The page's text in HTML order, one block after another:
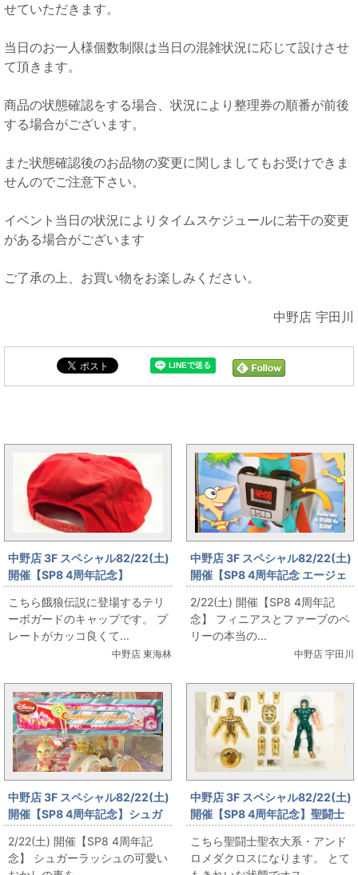
せていただきます。
当日のお一人様個数制限は当日の混雑状況に応じて設けさせ
て頂きます。
商品の状態確認をする場合、状況により整理券の順番が前後
する場合がございます。
また状態確認後のお品物の変更に関しましてもお受けできま
せんのでご注意下さい。
イベント当日の状況によりタイムスケジュールに若干の変更
がある場合がございます
ご了承の上、お買い物をお楽しみください。
中野店 宇田川
中野店 3F スペシャル82/22(土)
開催【SP8 4周年記念】
FATALFURY 餓狼伝説 キャップ
を販売します！
こちら餓狼伝説に登場するテリ
ーボガードのキャップです。 プ
レートがカッコ良くて...
中野店 東海林
中野店 3F スペシャル82/22(土)
開催【SP8 4周年記念 エージェ
ントPのアラームクロック を販
売します！
2/22(土) 開催【SP8 4周年記
念】 フィニアスとファーブのペ
リーの本当の...
中野店 宇田川
中野店 3F スペシャル82/22(土)
開催【SP8 4周年記念】シュガ
ーラッシュのおもちゃ を販売し
ます！
2/22(土) 開催【SP8 4周年記
念】 シュガーラッシュの可愛い
中野店 3F スペシャル82/22(土)
開催【SP8 4周年記念】聖闘士
聖衣大系・アンドロメダクロス
を販売します！
こちら聖闘士聖衣大系・アンド
ロメダクロスになります。 とて